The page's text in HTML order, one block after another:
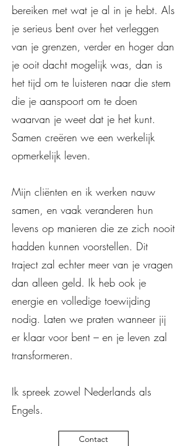
bereiken met wat je al in je hebt. Als
je serieus bent over het verleggen
van je grenzen, verder en hoger dan
je ooit dacht mogelijk was, dan is
het tijd om te luisteren naar die stem
die je aanspoort om te doen
waarvan je weet dat je het kunt.
Samen creëren we een werkelijk
opmerkelijk leven.
Mijn cliënten en ik werken nauw
samen, en vaak veranderen hun
levens op manieren die ze zich nooit
hadden kunnen voorstellen. Dit
traject zal echter meer van je vragen
dan alleen geld. Ik heb ook je
energie en volledige toewijding
nodig. Laten we praten wanneer jij
er klaar voor bent – en je leven zal
transformeren.
Ik spreek zowel Nederlands als
Engels.
Contact